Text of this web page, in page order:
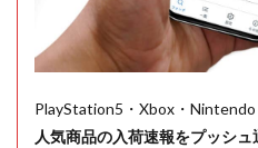
PlayStation5・Xbox・
人気商品の入荷速報をプッシ